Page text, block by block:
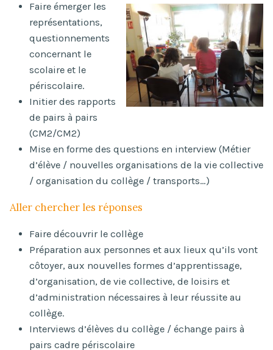
Faire émerger les
représentations,
questionnements
concernant le
scolaire et le
périscolaire.
Initier des rapports
de pairs à pairs
(CM2/CM2)
Mise en forme des questions en interview (Métier
d’élève / nouvelles organisations de la vie collective
/ organisation du collège / transports…)
Aller chercher les réponses
Faire découvrir le collège
Préparation aux personnes et aux lieux qu’ils vont
côtoyer, aux nouvelles formes d’apprentissage,
d’organisation, de vie collective, de loisirs et
d’administration nécessaires à leur réussite au
collège.
Interviews d’élèves du collège / échange pairs à
pairs cadre périscolaire